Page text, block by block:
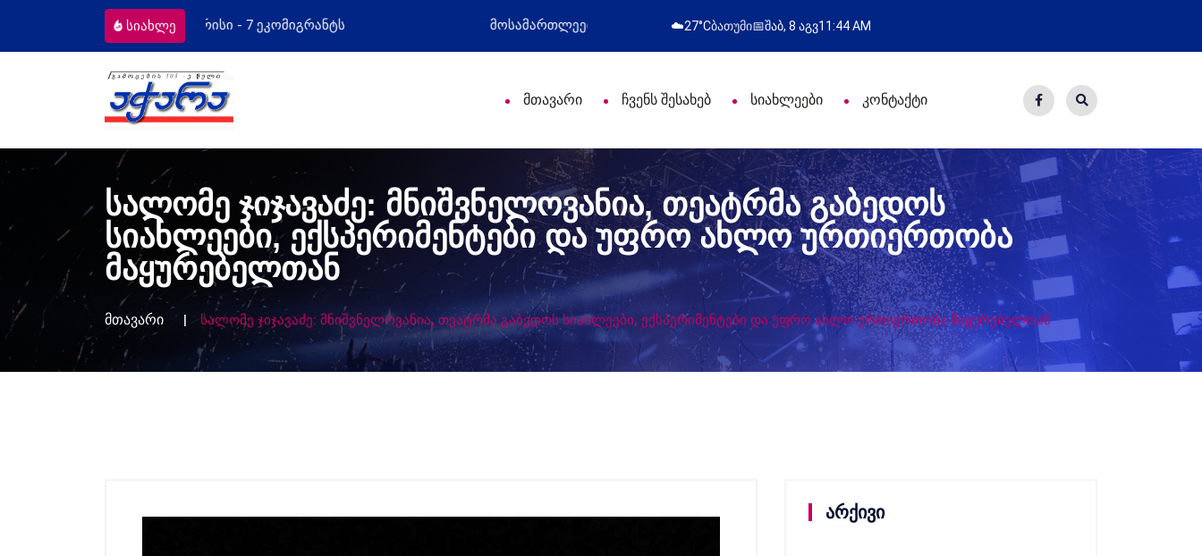
სიახლე მოსამართლეებს პროფესიული დღე მიულოცა წარმატებული გამოსვლა
☁️27°Cბათუმი📅შაბ, 8 აგვ11:44 AM
მთავარი ჩვენს შესახებ სიახლეები კონტაქტი
სალომე ჯიჯავაძე: მნიშვნელოვანია, თეატრმა გაბედოს
სიახლეები, ექსპერიმენტები და უფრო ახლო ურთიერთობა
მაყურებელთან
მთავარი სალომე ჯიჯავაძე: მნიშვნელოვანია, თეატრმა გაბედოს სიახლეები, ექსპერიმენტები და უფრო ახლო ურთიერთობა მაყურებელთან
არქივი